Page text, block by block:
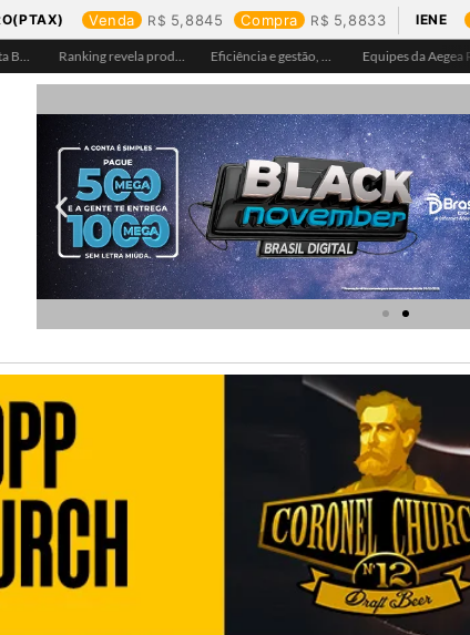
Venda 5,8845 Compra 5,8833 IENE
Águas de Pimenta Bueno amplia rede de abastecimento e leva água tratada para moradores da região do aeroporto Ranking revela produtos mais comprados em cada estado e aponta drone como destaque em Rondônia Eficiência e gestão, Buritis se torna referência em controle de perdas de água